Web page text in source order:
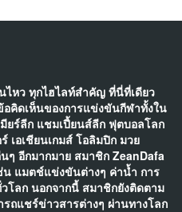
ไหว ทุกไฮไลท์สำคัญ ที่นี่ที่เดียว
คิดเห็นของการแข่งขันกีฬาทั้งใน
ยร์ลีก แชมเปี้ยนส์ลีก ฟุตบอลโลก
เอเชียนเกมส์ โอลิมปิก มวย
อีกมากมาย สมาชิก ZeanDafa
น แมตช์แข่งขันต่างๆ ค่าน้ำ การ
โลก นอกจากนี้ สมาชิกยังติดตาม
รถแชร์ข่าวสารต่างๆ ผ่านทางโลก